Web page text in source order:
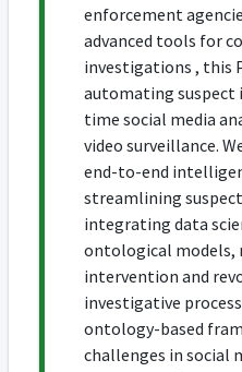
enforcement
advanced tools for
investigations , this
automating
time social media
video surveillance.
end-to-end
streamlining
integrating data
ontological models,
intervention and
investigative
ontology-based
challenges in social